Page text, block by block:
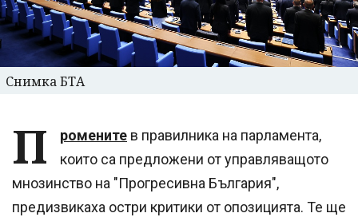
Снимка БТА
П ромените в правилника на парламента,
които са предложени от управляващото
мнозинство на "Прогресивна България",
предизвикаха остри критики от опозицията. Те ще